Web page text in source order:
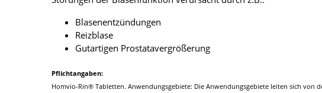
Blasenentzündungen
Reizblase
Gutartigen Prostatavergrößerung
Pflichtangaben:
Homvio-Rin® Tabletten. Anwendungsgebiete: Die Anwendungsgebiete leiten sich